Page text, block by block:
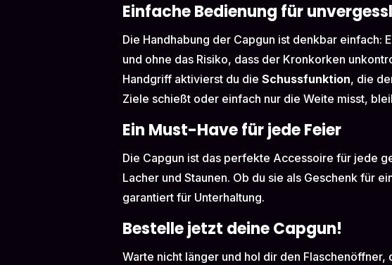
Einfache Bedienung für
Die Handhabung der Capgun ist denkbar einfach:
und ohne das Risiko, dass der Kronkorken
Handgriff aktivierst du dieSchussfunktion, die
Ziele schießt oder einfach nur die Weite misst,
Ein Must-Have für jede Feier
Die Capgun ist das perfekte Accessoire für jede
Lacher und Staunen. Ob du sie als Geschenk für
garantiert für Unterhaltung.
Bestelle jetzt deine Capgun!
Warte nicht länger und hol dir den